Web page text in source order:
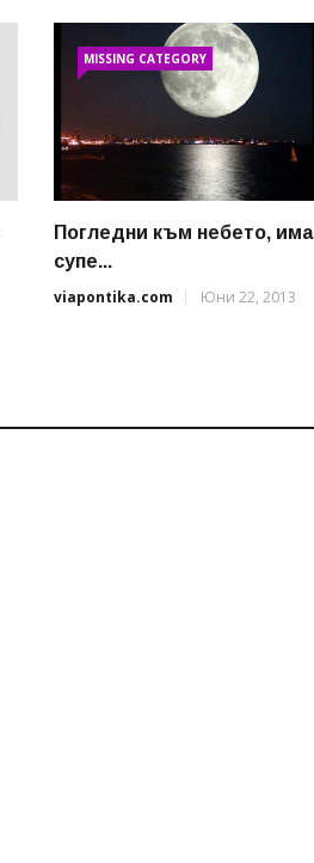
MISSING CATEGORY
Погледни към небето, има
супе...
viapontika.com
Юни 22, 2013